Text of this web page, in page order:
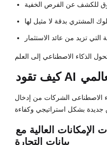
كيف تقود AI
الاصطناعى الشركات من إدخال
الإمكانات العالية مع
بيانات التجارة